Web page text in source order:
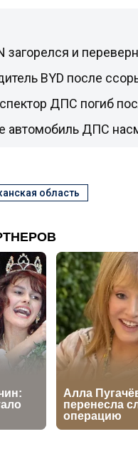
загорелся и
BYD после
ДПС погиб
автомобиль ДПС
область